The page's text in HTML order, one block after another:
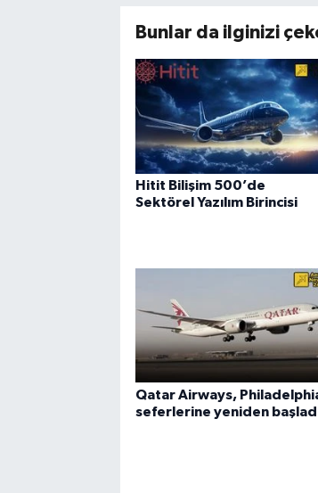
Bunlar da ilginizi
Hitit Bilişim 500’de
Sektörel Yazılım Birincisi
Qatar Airways,
seferlerine yeniden